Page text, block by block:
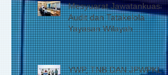
Mesyuarat Jawatankuasa
Audit dan Tatakelola
Yayasan Wilayah
Persekutuan (JATK)
YWP, TNB DAN JPWPKL